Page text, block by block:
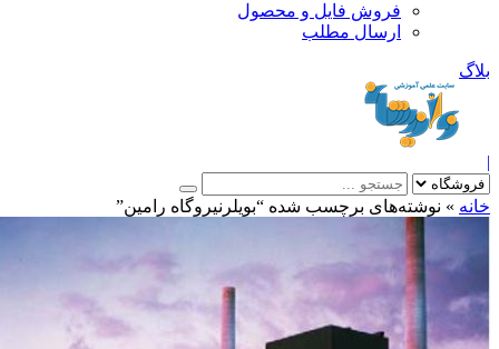
فروش فایل و محصول
ارسال مطلب
»نوشته‌های برچسب شده “بویلرنیروگاه رامین”